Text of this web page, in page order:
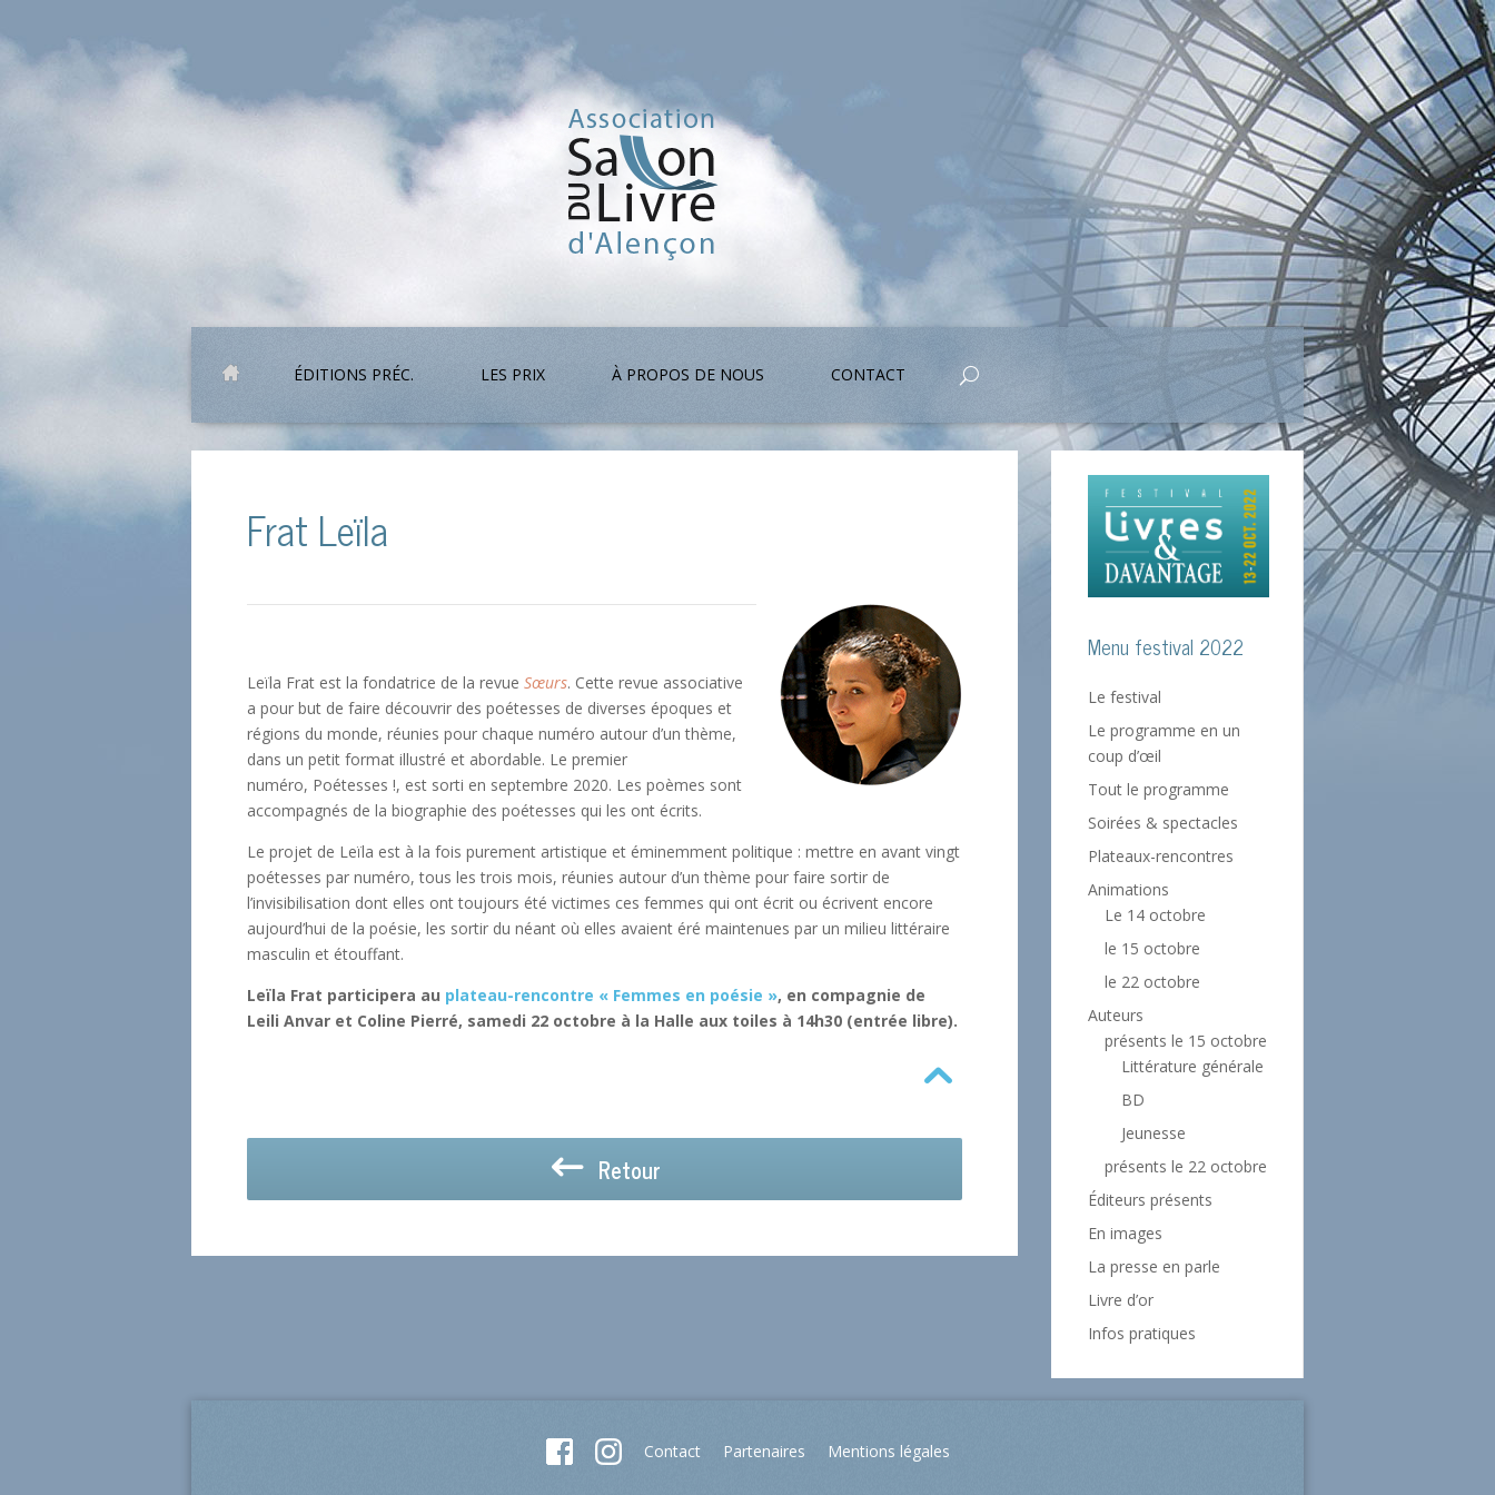
ÉDITIONS PRÉC. LES PRIX À PROPOS DE NOUS CONTACT
Frat Leïla
Leïla Frat est la fondatrice de la revue Sœurs. Cette revue associative
a pour but de faire découvrir des poétesses de diverses époques et
régions du monde, réunies pour chaque numéro autour d’un thème,
dans un petit format illustré et abordable. Le premier
numéro, Poétesses !, est sorti en septembre 2020. Les poèmes sont
accompagnés de la biographie des poétesses qui les ont écrits.
Le projet de Leïla est à la fois purement artistique et éminemment politique : mettre en avant vingt
poétesses par numéro, tous les trois mois, réunies autour d’un thème pour faire sortir de
l’invisibilisation dont elles ont toujours été victimes ces femmes qui ont écrit ou écrivent encore
aujourd’hui de la poésie, les sortir du néant où elles avaient éré maintenues par un milieu littéraire
masculin et étouffant.
Leïla Frat participera au plateau-rencontre « Femmes en poésie », en compagnie de
Leili Anvar et Coline Pierré, samedi 22 octobre à la Halle aux toiles à 14h30 (entrée libre).
Retour
Menu festival 2022
Le festival
Le programme en un
coup d’œil
Tout le programme
Soirées & spectacles
Plateaux-rencontres
Animations
Le 14 octobre
le 15 octobre
le 22 octobre
Auteurs
présents le 15 octobre
Littérature générale
BD
Jeunesse
présents le 22 octobre
Éditeurs présents
En images
La presse en parle
Livre d’or
Infos pratiques
Contact Partenaires Mentions légales